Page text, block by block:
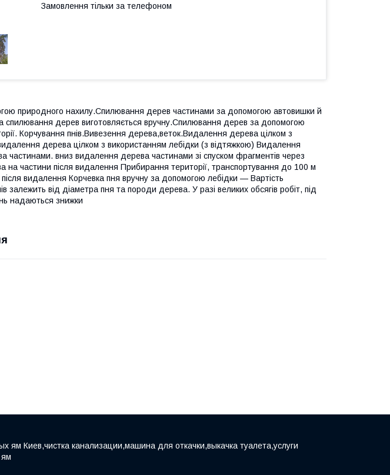
Замовлення тільки за телефоном
природного нахилу.Спилювання дерев частинами за допомогою автовишки й
спилювання дерев виготовляється вручну.Спилювання дерев за допомогою
Корчування пнів.Вивезення дерева,веток.Видалення дерева цілком з
дерева цілком з використанням лебідки (з відтяжкою) Видалення
частинами. вниз видалення дерева частинами зі спуском фрагментів через
на частини після видалення Прибирання території, транспортування до 100 м
видалення Корчевка пня вручну за допомогою лебідки — Вартість
залежить від діаметра пня та породи дерева. У разі великих обсягів робіт, під
надаються знижки
ям Киев,чистка канализации,машина для откачки,выкачка туалета,услуги
ям